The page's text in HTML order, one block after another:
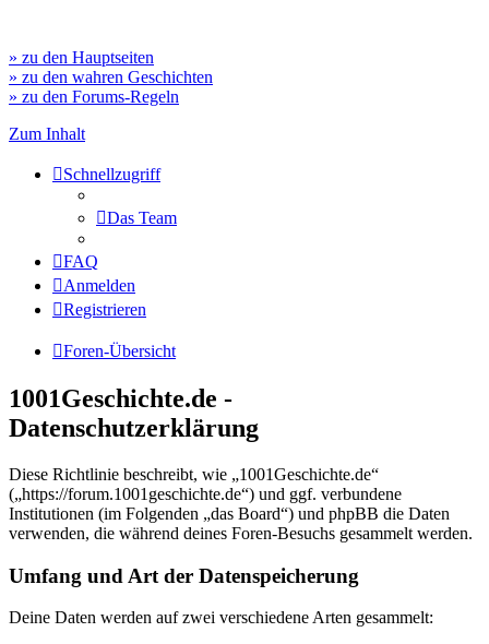
» zu den Hauptseiten
» zu den wahren Geschichten
» zu den Forums-Regeln
Zum Inhalt
Schnellzugriff
Das Team
FAQ
Anmelden
Registrieren
Foren-Übersicht
1001Geschichte.de -
Datenschutzerklärung
Diese Richtlinie beschreibt, wie „1001Geschichte.de“
(„https://forum.1001geschichte.de“) und ggf. verbundene
Institutionen (im Folgenden „das Board“) und phpBB die Daten
verwenden, die während deines Foren-Besuchs gesammelt werden.
Umfang und Art der Datenspeicherung
Deine Daten werden auf zwei verschiedene Arten gesammelt: